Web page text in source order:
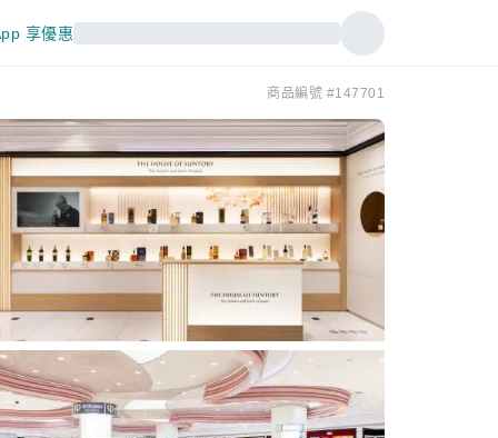
享優惠
商品編號 #147701